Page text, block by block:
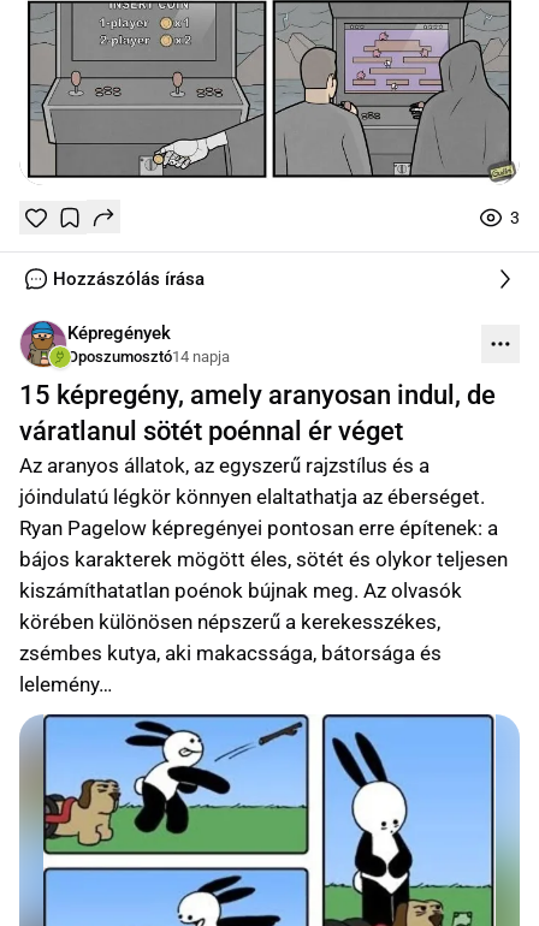
TetszikMentés
0
3
0 online
Hozzászólás írása
Képregények
Oposzumosztó14 napja
15 képregény, amely aranyosan indul, de
váratlanul sötét poénnal ér véget
Az aranyos állatok, az egyszerű rajzstílus és a
jóindulatú légkör könnyen elaltathatja az éberséget.
Ryan Pagelow képregényei pontosan erre építenek: a
bájos karakterek mögött éles, sötét és olykor teljesen
kiszámíthatatlan poénok bújnak meg. Az olvasók
körében különösen népszerű a kerekesszékes,
zsémbes kutya, aki makacssága, bátorsága és
lelemény…